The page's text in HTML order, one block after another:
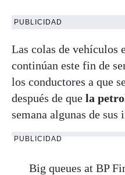
PUBLICIDAD
Las colas de vehículos
continúan este fin de
los conductores a que
después de que la
semana algunas de sus
PUBLICIDAD
Big queues at BP